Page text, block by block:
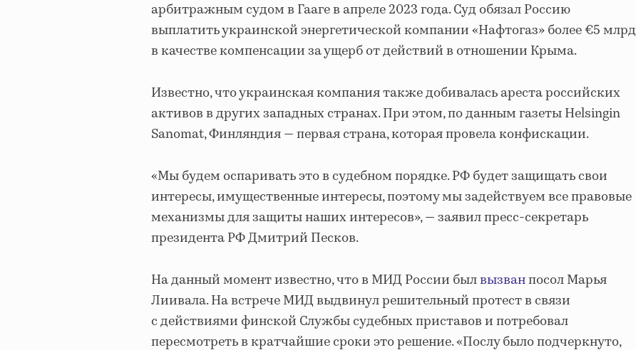
арбитражным судом в Гааге в апреле 2023 года. Суд обязал Россию
выплатить украинской энергетической компании «Нафтогаз» более €5 млрд
в качестве компенсации за ущерб от действий в отношении Крыма.
Известно, что украинская компания также добивалась ареста российских
активов в других западных странах. При этом, по данным газеты Helsingin
Sanomat, Финляндия — первая страна, которая провела конфискации.
«Мы будем оспаривать это в судебном порядке. РФ будет защищать свои
интересы, имущественные интересы, поэтому мы задействуем все правовые
механизмы для защиты наших интересов», — заявил пресс-секретарь
президента РФ Дмитрий Песков.
На данный момент известно, что в МИД России былвызванпосол Марья
Лиивала. На встрече МИД выдвинул решительный протест в связи
с действиями финской Службы судебных приставов и потребовал
пересмотреть в кратчайшие сроки это решение. «Послу было подчеркнуто,